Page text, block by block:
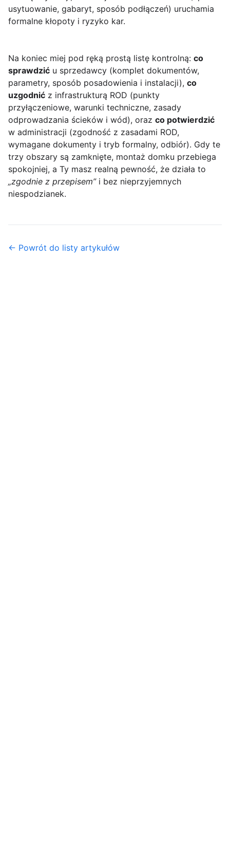
usytuowanie, gabaryt, sposób podłączeń) uruchamia
formalne kłopoty i ryzyko kar.
Na koniec miej pod ręką prostą listę kontrolną: co
sprawdzić u sprzedawcy (komplet dokumentów,
parametry, sposób posadowienia i instalacji), co
uzgodnić z infrastrukturą ROD (punkty
przyłączeniowe, warunki techniczne, zasady
odprowadzania ścieków i wód), oraz co potwierdzić
w administracji (zgodność z zasadami ROD,
wymagane dokumenty i tryb formalny, odbiór). Gdy te
trzy obszary są zamknięte, montaż domku przebiega
spokojniej, a Ty masz realną pewność, że działa to
„zgodnie z przepisem”i bez nieprzyjemnych
niespodzianek.
← Powrót do listy artykułów